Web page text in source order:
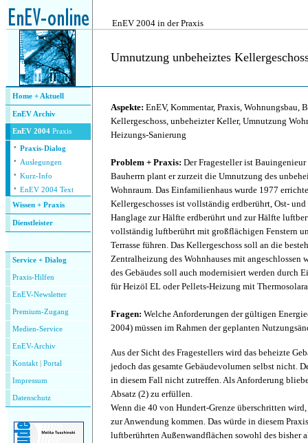
EnEV 2004 in der Praxis
Umnutzung unbeheiztes
Home + Aktuell
EnEV Archiv
EnEV 2004 Praxis
· Praxis-Dialog
· Auslegungen
· Kurz-Info
· EnEV 2004 Text
Wissen + Praxis
Dienstleister
Service + Dialog
Praxis-Hilfen
EnEV-Newsletter
Premium-Zugang
Medien-Service
EnEV-Archiv
Kontakt Portal
Impressum
Datenschutz
Aspekte: EnEV, Kommentar, Praxis, Wohnungsbau,
Kellergeschoss, unbeheizter Keller, Umnutzung
Heizungs-Sanierung
Problem + Praxis: Der Fragesteller ist
Bauherrn plant er zurzeit die Umnutzung des
Wohnraum. Das Einfamilienhaus wurde 1977
Kellergeschosses ist vollständig erdberührt, Ost-
Hanglage zur Hälfte erdberührt und zur Hälfte
vollständig luftberührt mit großflächigen Fenstern
Terrasse führen. Das Kellergeschoss soll an die
Zentralheizung des Wohnhauses mit angeschlossen
des Gebäudes soll auch modernisiert werden durch
für Heizöl EL oder Pellets-Heizung mit
Fragen: Welche Anforderungen der gültigen
2004) müssen im Rahmen der geplanten
Aus der Sicht des Fragestellers wird das beheizte
jedoch das gesamte Gebäudevolumen selbst nicht.
in diesem Fall nicht zutreffen. Als Anforderung
Absatz (2) zu erfüllen.
Wenn die 40 von Hundert-Grenze überschritten
zur Anwendung kommen. Das würde in diesem
luftberührten Außenwandflächen sowohl des bisher